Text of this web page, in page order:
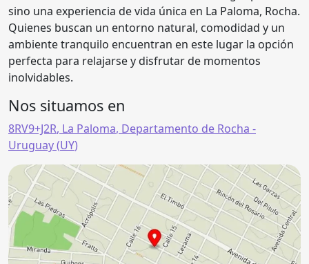
sino una experiencia de vida única en La Paloma, Rocha.
Quienes buscan un entorno natural, comodidad y un
ambiente tranquilo encuentran en este lugar la opción
perfecta para relajarse y disfrutar de momentos
inolvidables.
Nos situamos en
8RV9+J2R, La Paloma, Departamento de Rocha -
Uruguay (UY)